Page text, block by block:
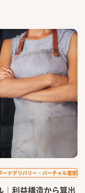
ードデリバリー・バーチャル業態
｜利益構造から算出